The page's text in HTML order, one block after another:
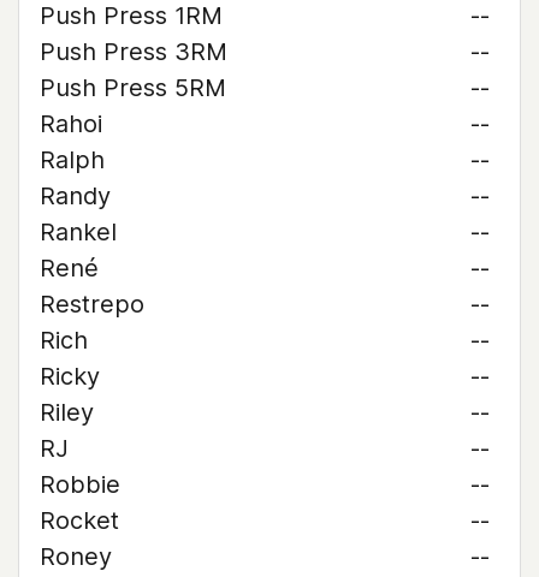
Push Press 1RM
--
Push Press 3RM
--
Push Press 5RM
--
Rahoi
--
Ralph
--
Randy
--
Rankel
--
René
--
Restrepo
--
Rich
--
Ricky
--
Riley
--
RJ
--
Robbie
--
Rocket
--
Roney
--